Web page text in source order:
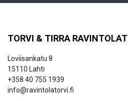
TORVI & TIRRA RAVINTOLAT
Loviisankatu 8
15110 Lahti
+358 40 755 1939
info@ravintolatorvi.fi